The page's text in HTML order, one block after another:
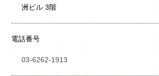
洲ビル 3階
電話番号
03-6262-1913